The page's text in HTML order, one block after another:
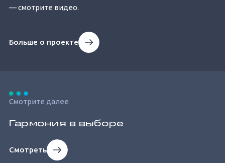
— смотрите видео.
Больше о проекте
Смотрите далее
Гармония в выборе
Смотреть